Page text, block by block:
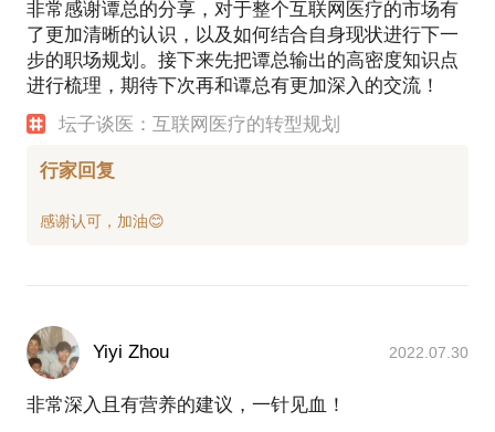
非常感谢谭总的分享，对于整个互联网医疗的市场有
了更加清晰的认识，以及如何结合自身现状进行下一
步的职场规划。接下来先把谭总输出的高密度知识点
进行梳理，期待下次再和谭总有更加深入的交流！
坛子谈医：互联网医疗的转型规划
行家回复
Yiyi Zhou 2022.07.30
非常深入且有营养的建议，一针见血！